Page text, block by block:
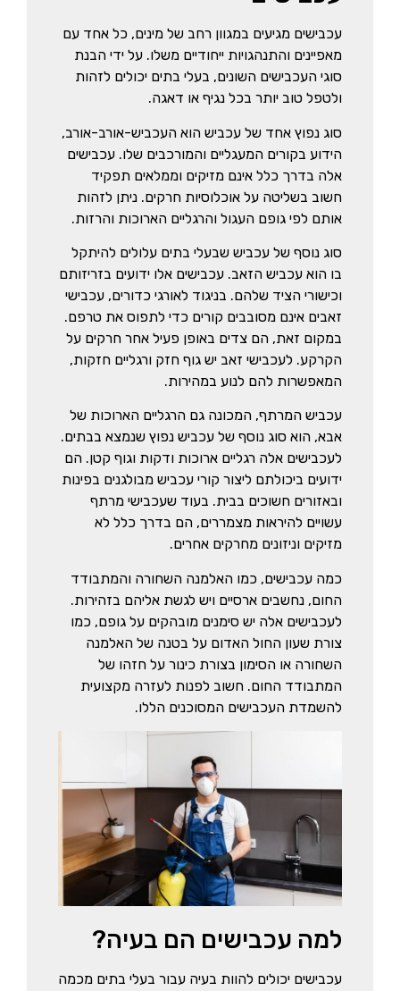
עכבישים מגיעים במגוון רחב של מינים, כל אחד עם
מאפיינים והתנהגויות ייחודיים משלו. על ידי הבנת
סוגי העכבישים השונים, בעלי בתים יכולים לזהות
ולטפל טוב יותר בכל נגיף או דאגה.
סוג נפוץ אחד של עכביש הוא העכביש-אורב-אורב,
הידוע בקורים המעגליים והמורכבים שלו. עכבישים
אלה בדרך כלל אינם מזיקים וממלאים תפקיד
חשוב בשליטה על אוכלוסיות חרקים. ניתן לזהות
אותם לפי גופם העגול והרגליים הארוכות והרזות.
סוג נוסף של עכביש שבעלי בתים עלולים להיתקל
בו הוא עכביש הזאב. עכבישים אלו ידועים בזריזותם
וכישורי הציד שלהם. בניגוד לאורגי כדורים, עכבישי
זאבים אינם מסובבים קורים כדי לתפוס את טרפם.
במקום זאת, הם צדים באופן פעיל אחר חרקים על
הקרקע. לעכבישי זאב יש גוף חזק ורגליים חזקות,
המאפשרות להם לנוע במהירות.
עכביש המרתף, המכונה גם הרגליים הארוכות של
אבא, הוא סוג נוסף של עכביש נפוץ שנמצא בבתים.
לעכבישים אלה רגליים ארוכות ודקות וגוף קטן. הם
ידועים ביכולתם ליצור קורי עכביש מבולגנים בפינות
ובאזורים חשוכים בבית. בעוד שעכבישי מרתף
עשויים להיראות מצמררים, הם בדרך כלל לא
מזיקים וניזונים מחרקים אחרים.
כמה עכבישים, כמו האלמנה השחורה והמתבודד
החום, נחשבים ארסיים ויש לגשת אליהם בזהירות.
לעכבישים אלה יש סימנים מובהקים על גופם, כמו
צורת שעון החול האדום על בטנה של האלמנה
השחורה או הסימון בצורת כינור על חזהו של
המתבודד החום. חשוב לפנות לעזרה מקצועית
להשמדת העכבישים המסוכנים הללו.
למה עכבישים הם בעיה?
עכבישים יכולים להוות בעיה עבור בעלי בתים מכמה